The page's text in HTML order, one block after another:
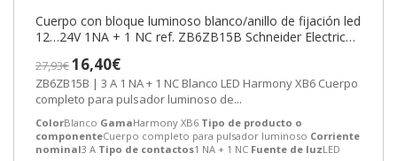
Cuerpo con bloque luminoso blanco/anillo de fijación led
12…24V 1NA + 1 NC ref. ZB6ZB15B Schneider Electric
27,93€16,40€
ZB6ZB15B | 3 A 1 NA + 1 NC Blanco LED Harmony XB6 Cuerpo
completo para pulsador luminoso de...
ColorBlanco GamaHarmony XB6 Tipo de producto o
componenteCuerpo completo para pulsador luminoso Corriente
nominal3 A Tipo de contactos1 NA + 1 NC Fuente de luzLED